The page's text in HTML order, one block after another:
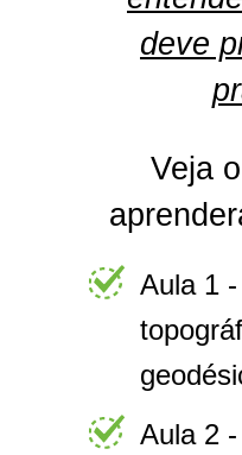
deve
Veja
Aula 1
Aula 2